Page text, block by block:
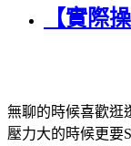
【實際
無聊的時候喜歡逛
壓力大的時候更要